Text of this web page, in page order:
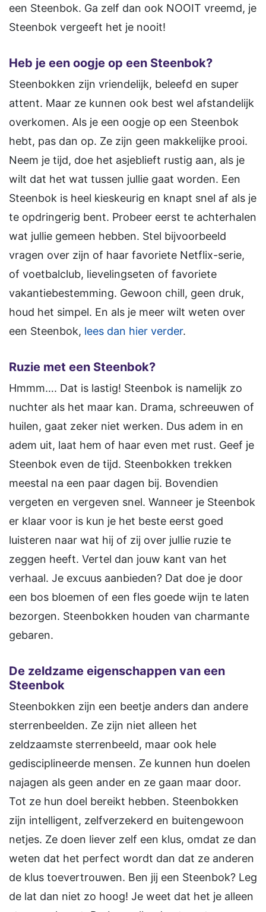
een Steenbok. Ga zelf dan ook NOOIT vreemd, je
Steenbok vergeeft het je nooit!
Heb je een oogje op een Steenbok?
Steenbokken zijn vriendelijk, beleefd en super
attent. Maar ze kunnen ook best wel afstandelijk
overkomen. Als je een oogje op een Steenbok
hebt, pas dan op. Ze zijn geen makkelijke prooi.
Neem je tijd, doe het asjeblieft rustig aan, als je
wilt dat het wat tussen jullie gaat worden. Een
Steenbok is heel kieskeurig en knapt snel af als je
te opdringerig bent. Probeer eerst te achterhalen
wat jullie gemeen hebben. Stel bijvoorbeeld
vragen over zijn of haar favoriete Netflix-serie,
of voetbalclub, lievelingseten of favoriete
vakantiebestemming. Gewoon chill, geen druk,
houd het simpel. En als je meer wilt weten over
een Steenbok, lees dan hier verder.
Ruzie met een Steenbok?
Hmmm…. Dat is lastig! Steenbok is namelijk zo
nuchter als het maar kan. Drama, schreeuwen of
huilen, gaat zeker niet werken. Dus adem in en
adem uit, laat hem of haar even met rust. Geef je
Steenbok even de tijd. Steenbokken trekken
meestal na een paar dagen bij. Bovendien
vergeten en vergeven snel. Wanneer je Steenbok
er klaar voor is kun je het beste eerst goed
luisteren naar wat hij of zij over jullie ruzie te
zeggen heeft. Vertel dan jouw kant van het
verhaal. Je excuus aanbieden? Dat doe je door
een bos bloemen of een fles goede wijn te laten
bezorgen. Steenbokken houden van charmante
gebaren.
De zeldzame eigenschappen van een
Steenbok
Steenbokken zijn een beetje anders dan andere
sterrenbeelden. Ze zijn niet alleen het
zeldzaamste sterrenbeeld, maar ook hele
gedisciplineerde mensen. Ze kunnen hun doelen
najagen als geen ander en ze gaan maar door.
Tot ze hun doel bereikt hebben. Steenbokken
zijn intelligent, zelfverzekerd en buitengewoon
netjes. Ze doen liever zelf een klus, omdat ze dan
weten dat het perfect wordt dan dat ze anderen
de klus toevertrouwen. Ben jij een Steenbok? Leg
de lat dan niet zo hoog! Je weet dat het je alleen